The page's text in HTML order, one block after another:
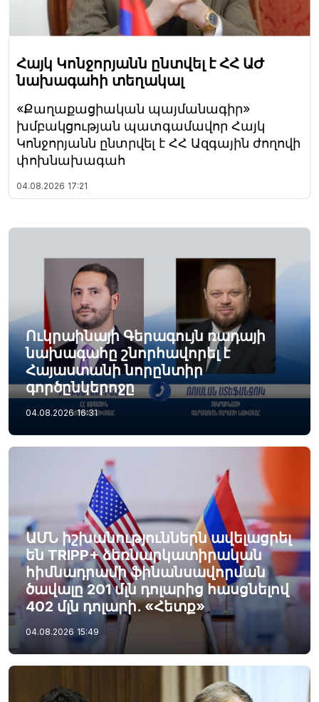
Հայկ Կոնջորյանն ընտվել է ՀՀ ԱԺ
նախագահի տեղակալ
«Քաղաքացիական պայմանագիր»
խմբակցության պատգամավոր Հայկ
Կոնջորյանն ընտրվել է ՀՀ Ազգային ժողովի
փոխնախագահ
04.08.2026 17:21
Ուկրաինայի Գերագույն ռադայի
նախագահը շնորհավորել է
Հայաստանի նորընտիր
գործընկերոջը
04.08.2026 16:31
ԱՄՆ իշխանություններն ավելացրել
են TRIPP+ ձեռնարկատիրական
հիմնադրամի ֆինանսավորման
ծավալը 201 մլն դոլարից հասցնելով
402 մլն դոլարի. «Հետք»
04.08.2026 15:49